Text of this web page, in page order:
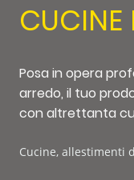
CUCINE
Posa in opera
arredo, il tuo
con altrettanta
Cucine, allestimenti